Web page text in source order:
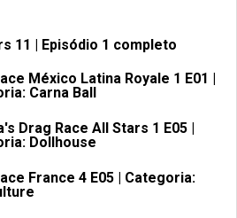
11 | Episódio 1 completo
México Latina Royale 1 E01 |
Carna Ball
Drag Race All Stars 1 E05 |
Dollhouse
France 4 E05 | Categoria: